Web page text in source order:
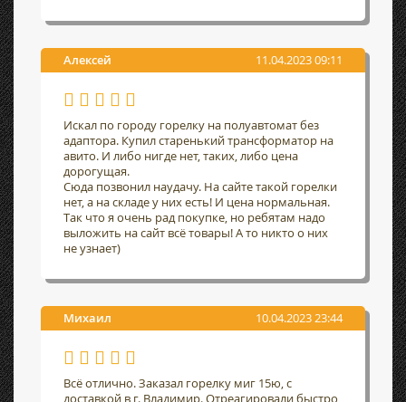
Алексей 11.04.2023 09:11
Искал по городу горелку на полуавтомат без
адаптора. Купил старенький трансформатор на
авито. И либо нигде нет, таких, либо цена
дорогущая.
Сюда позвонил наудачу. На сайте такой горелки
нет, а на складе у них есть! И цена нормальная.
Так что я очень рад покупке, но ребятам надо
выложить на сайт всё товары! А то никто о них
не узнает)
Михаил 10.04.2023 23:44
Всё отлично. Заказал горелку миг 15ю, с